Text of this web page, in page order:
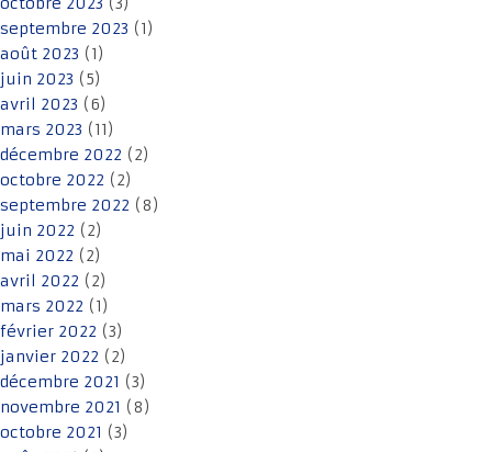
septembre 2023 (1)
août 2023 (1)
juin 2023 (5)
avril 2023 (6)
mars 2023 (11)
décembre 2022 (2)
octobre 2022 (2)
septembre 2022 (8)
juin 2022 (2)
mai 2022 (2)
avril 2022 (2)
mars 2022 (1)
février 2022 (3)
janvier 2022 (2)
décembre 2021 (3)
novembre 2021 (8)
octobre 2021 (3)